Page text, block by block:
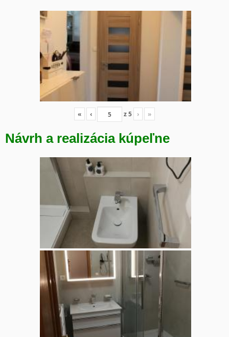
« ‹ z5 › »
Návrh a realizácia kúpeľne